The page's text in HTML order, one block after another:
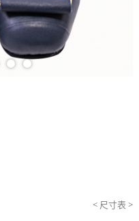
< 尺寸表 >